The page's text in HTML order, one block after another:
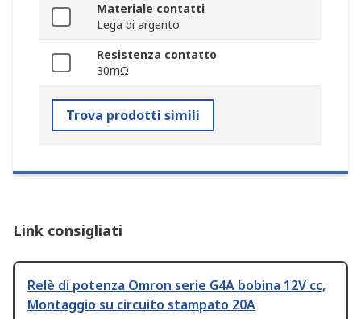
Materiale contatti
Lega di argento
Resistenza contatto
30mΩ
Trova prodotti simili
Link consigliati
Relè di potenza Omron serie G4A bobina 12V cc,
Montaggio su circuito stampato 20A